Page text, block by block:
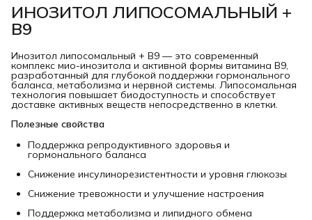
ИНОЗИТОЛ ЛИПОСОМАЛЬНЫЙ +
В9
Инозитол липосомальный + B9 — это современный
комплекс мио-инозитола и активной формы витамина B9,
разработанный для глубокой поддержки гормонального
баланса, метаболизма и нервной системы. Липосомальная
технология повышает биодоступность и способствует
доставке активных веществ непосредственно в клетки.
Полезные свойства
Поддержка репродуктивного здоровья и
гормонального баланса
Снижение инсулинорезистентности и уровня глюкозы
Снижение тревожности и улучшение настроения
Поддержка метаболизма и липидного обмена